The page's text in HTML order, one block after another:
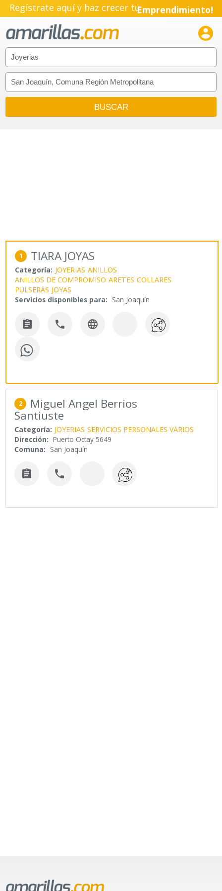
Regístrate aquí y haz crecer tuEmprendimiento!

1 TIARA JOYAS
Categoría: JOYERIAS ANILLOS
ANILLOS DE COMPROMISO ARETES COLLARES
PULSERAS JOYAS
Servicios disponibles para: San Joaquín
  
2 Miguel Angel Berrios
Santiuste
Categoría: JOYERIAS SERVICIOS PERSONALES VARIOS
Dirección: Puerto Octay 5649
Comuna: San Joaquín
 